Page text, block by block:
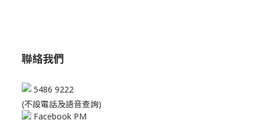
聯絡我們
5486 9222
(不設電話及語音查詢)
Facebook PM